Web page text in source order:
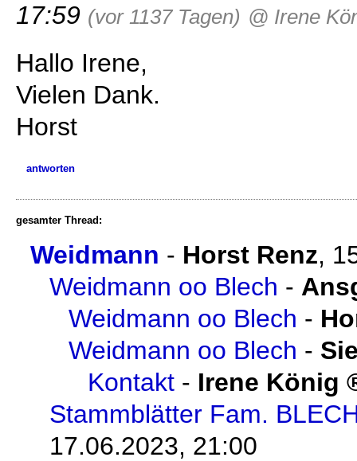
17:59 (vor 1137 Tagen) @ Irene
Hallo Irene,
Vielen Dank.
Horst
antworten
gesamter Thread:
Weidmann - Horst Renz,
Weidmann oo Blech -
Weidmann oo Blech -
Weidmann oo Blech -
Kontakt - Irene König
Stammblätter Fam.
17.06.2023, 21:00